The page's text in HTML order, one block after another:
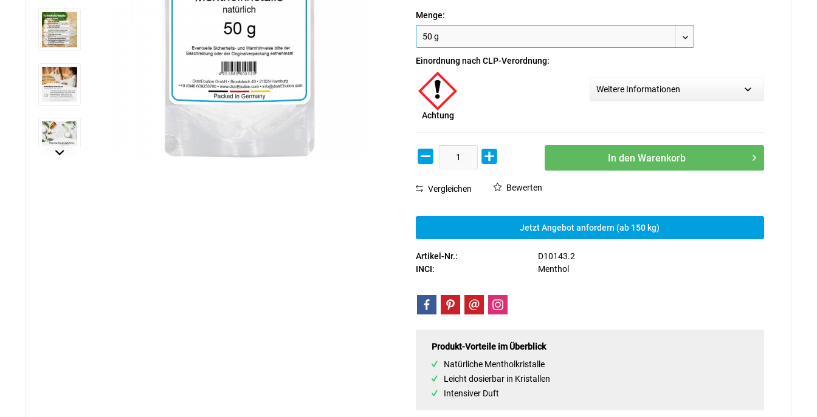
Menge:
Einordnung nach CLP-Verordnung:
Achtung
Weitere Informationen
In den Warenkorb
Vergleichen Bewerten
Jetzt Angebot anfordern (ab 150 kg)
Artikel-Nr.:
D10143.2
INCI:
Menthol
Produkt-Vorteile im Überblick
Natürliche Mentholkristalle
Leicht dosierbar in Kristallen
Intensiver Duft